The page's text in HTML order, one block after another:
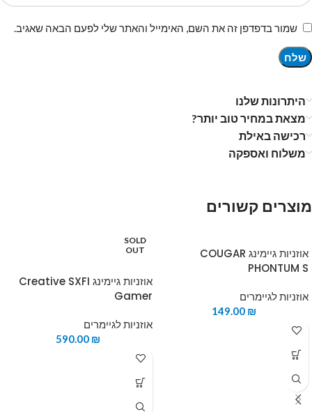
שמור בדפדפן זה את השם, האימייל והאתר שלי לפעם הבאה שאגיב.
היתרונות שלנו
מצאת במחיר טוב יותר?
רכישה באילת
משלוח ואספקה
מוצרים קשורים
אוזניות גיימינג COUGAR
PHONTUM S
אוזניות לגיימרים
149.00 ₪
SOLD
OUT
אוזניות גיימינג Creative SXFI
Gamer
אוזניות לגיימרים
590.00 ₪